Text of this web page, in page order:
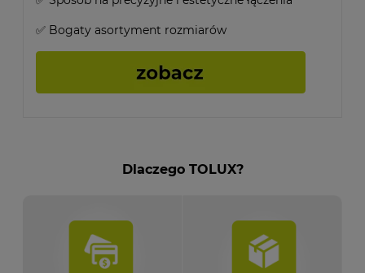
✅ Bogaty asortyment rozmiarów
Dlaczego TOLUX?